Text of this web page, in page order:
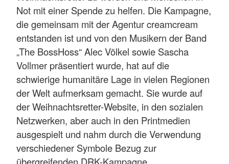
Not mit einer Spende zu helfen. Die Kampagne,
die gemeinsam mit der Agentur creamcream
entstanden ist und von den Musikern der Band
„The BossHoss“ Alec Völkel sowie Sascha
Vollmer präsentiert wurde, hat auf die
schwierige humanitäre Lage in vielen Regionen
der Welt aufmerksam gemacht. Sie wurde auf
der Weihnachtsretter-Website, in den sozialen
Netzwerken, aber auch in den Printmedien
ausgespielt und nahm durch die Verwendung
verschiedener Symbole Bezug zur